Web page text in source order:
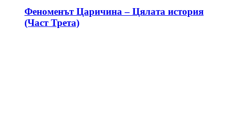
Феноменът Царичина – Цялата история
(Част Трета)